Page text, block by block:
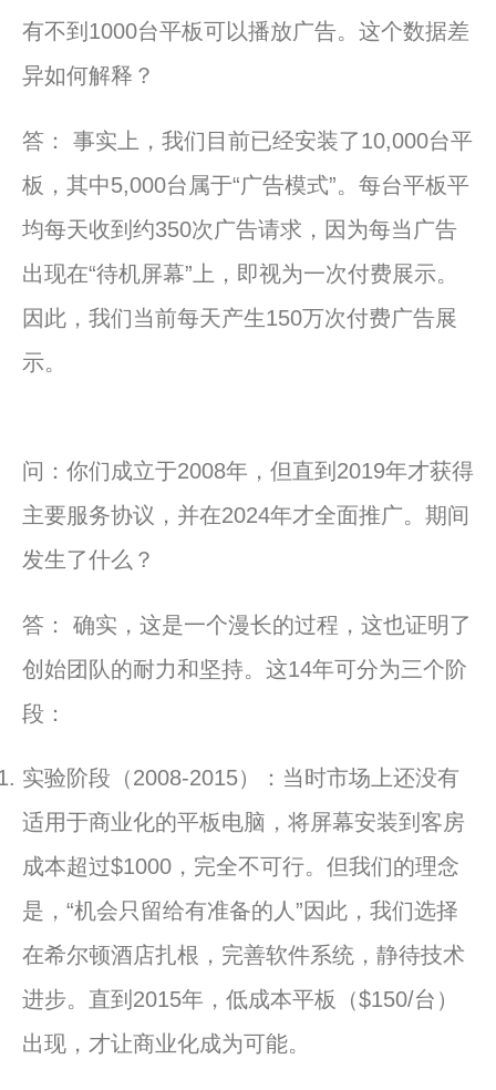
有不到1000台平板可以播放广告。这个数据差
异如何解释？
答： 事实上，我们目前已经安装了10,000台平
板，其中5,000台属于“广告模式”。每台平板平
均每天收到约350次广告请求，因为每当广告
出现在“待机屏幕”上，即视为一次付费展示。
因此，我们当前每天产生150万次付费广告展
示。
问：你们成立于2008年，但直到2019年才获得
主要服务协议，并在2024年才全面推广。期间
发生了什么？
答： 确实，这是一个漫长的过程，这也证明了
创始团队的耐力和坚持。这14年可分为三个阶
段：
实验阶段（2008-2015）：当时市场上还没有
适用于商业化的平板电脑，将屏幕安装到客房
成本超过$1000，完全不可行。但我们的理念
是，“机会只留给有准备的人”因此，我们选择
在希尔顿酒店扎根，完善软件系统，静待技术
进步。直到2015年，低成本平板（$150/台）
出现，才让商业化成为可能。